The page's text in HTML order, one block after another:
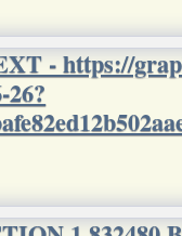
- https://